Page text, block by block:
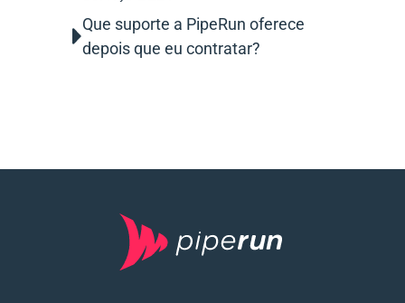
Que suporte a PipeRun oferece
depois que eu contratar?